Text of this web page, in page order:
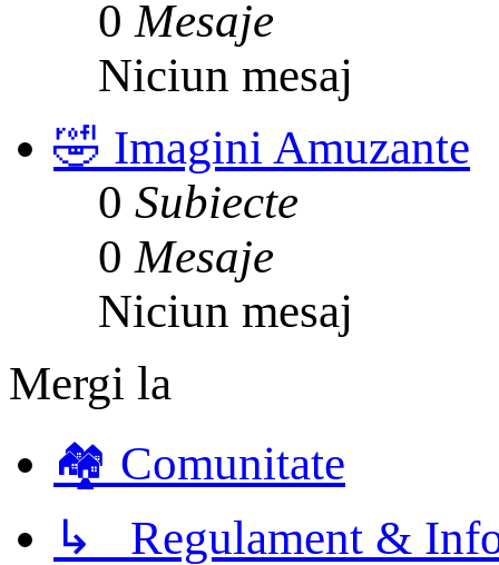
0 Mesaje
Niciun mesaj
🤣 Imagini Amuzante
0 Subiecte
0 Mesaje
Niciun mesaj
Mergi la
🏘️ Comunitate
↳ Regulament &